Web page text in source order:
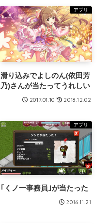
アプリ
滑り込みでよしのん(依田芳
乃)さんが当たってうれしい
2017.01.10 2018.12.02
アプリ
｢くノ一事務員｣が当たった
2016.11.21